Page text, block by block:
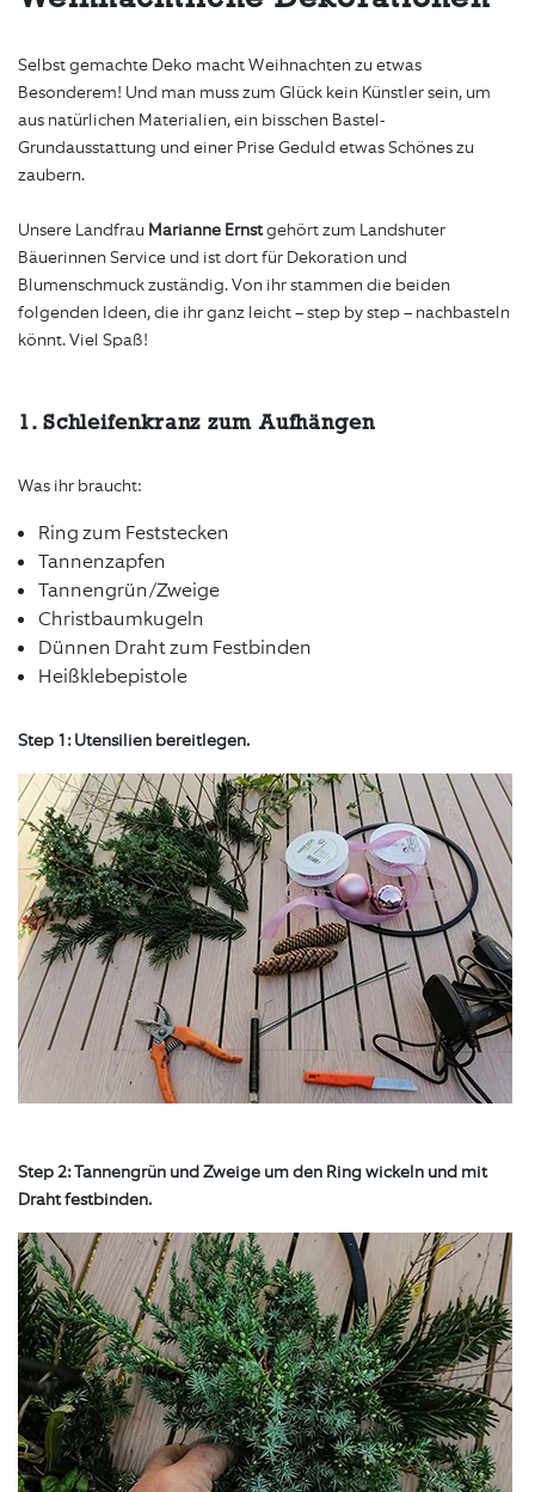
Selbst gemachte Deko macht Weihnachten zu etwas
Besonderem! Und man muss zum Glück kein Künstler sein, um
aus natürlichen Materialien, ein bisschen Bastel-
Grundausstattung und einer Prise Geduld etwas Schönes zu
zaubern.
Unsere Landfrau Marianne Ernstgehört zum Landshuter
Bäuerinnen Service und ist dort für Dekoration und
Blumenschmuck zuständig. Von ihr stammen die beiden
folgenden Ideen, die ihr ganz leicht – step by step – nachbasteln
könnt. Viel Spaß!
1. Schleifenkranz zum Aufhängen
Was ihr braucht:
Ring zum Feststecken
Tannenzapfen
Tannengrün/Zweige
Christbaumkugeln
Dünnen Draht zum Festbinden
Heißklebepistole
Step 1: Utensilien bereitlegen.
Step 2: Tannengrün und Zweige um den Ring wickeln und mit
Draht festbinden.